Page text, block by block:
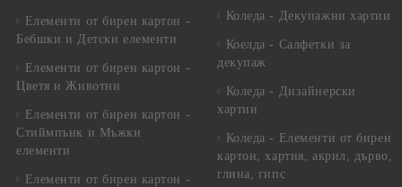
Елементи от бирен картон -
Бебшки и Детски елементи
Елементи от бирен картон -
Цветя и Животни
Елементи от бирен картон -
Стиймпънк и Мъжки
елементи
Елементи от бирен картон -
Коледа - Декупажни хартии
Коелда - Салфетки за
декупаж
Коледа - Дизайнерски
хартии
Коледа - Eлементи от бирен
картон, хартия, акрил, дърво,
глина, гипс